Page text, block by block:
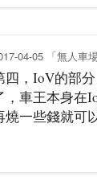
04-05 「無人車
四，IoV的部
，車王本身在
燒一些錢就可